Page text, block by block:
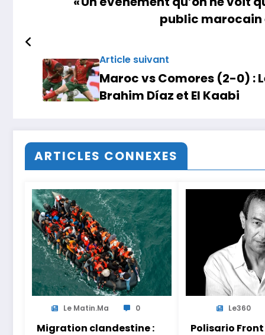
public marocain
Article suivant
Maroc vs Comores (2-0) :
Brahim Díaz et El Kaabi
ARTICLES CONNEXES
Le Matin.ma 0
Migration clandestine :
Le360
Polisario Front